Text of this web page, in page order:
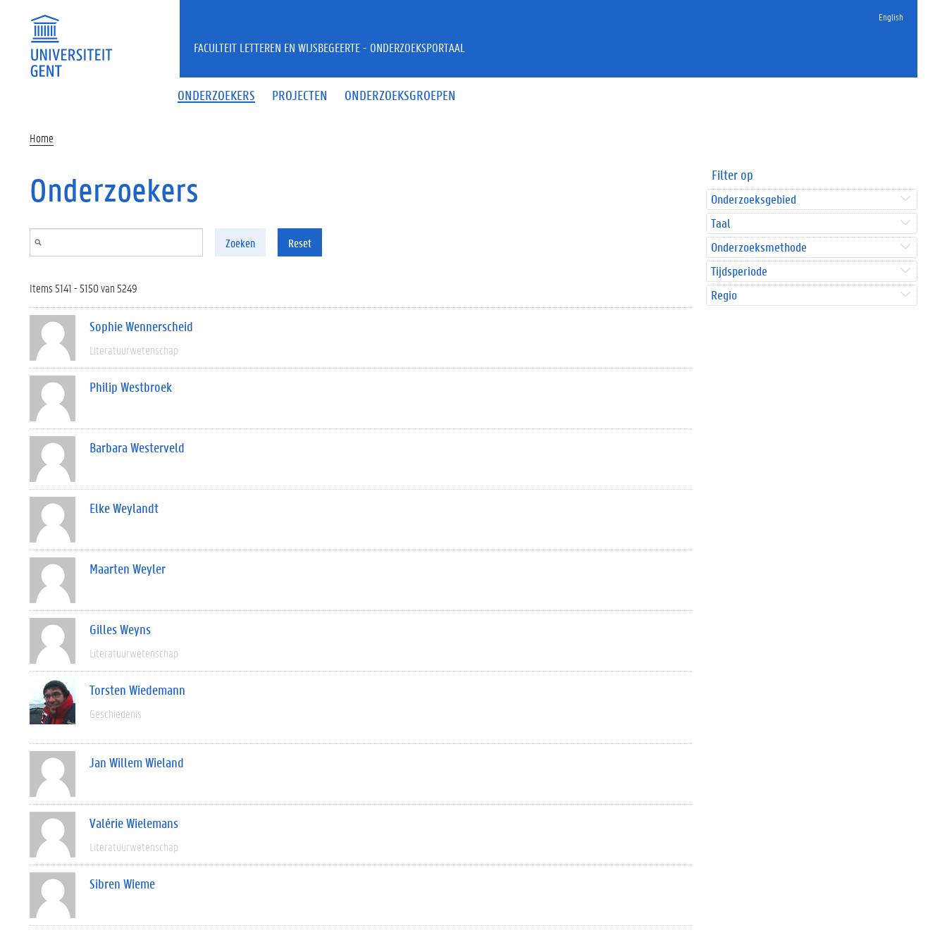
English
ONDERZOEKERS PROJECTEN ONDERZOEKSGROEPEN
FACULTEIT LETTEREN EN WIJSBEGEERTE - ONDERZOEKSPORTAAL
Home
Onderzoekers
Zoeken Reset
Items 5141 - 5150 van 5249
Sophie Wennerscheid
Literatuurwetenschap
Philip Westbroek
Barbara Westerveld
Elke Weylandt
Maarten Weyler
Gilles Weyns
Literatuurwetenschap
Torsten Wiedemann
Geschiedenis
Jan Willem Wieland
Valérie Wielemans
Literatuurwetenschap
Sibren Wieme
Filter op
Onderzoeksgebied
Taal
Onderzoeksmethode
Tijdsperiode
Regio